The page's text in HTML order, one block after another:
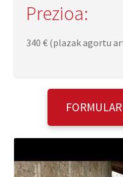
Prezioa:
340 € (plazak agortu